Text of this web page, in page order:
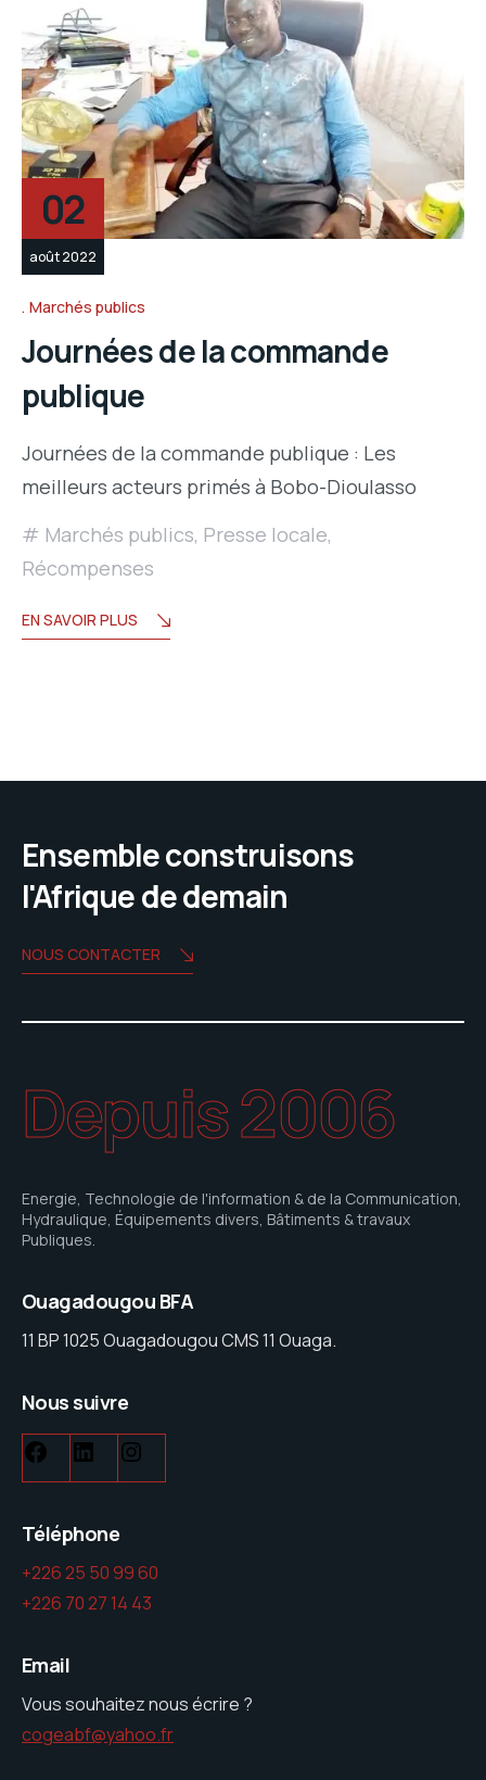
02
août 2022
Marchés publics
Journées de la commande
publique
Journées de la commande publique : Les
meilleurs acteurs primés à Bobo-Dioulasso
Marchés publics, Presse locale,
Récompenses
EN SAVOIR PLUS
Ensemble construisons
l'Afrique de demain
NOUS CONTACTER
Depuis 2006
Energie, Technologie de l'information & de la Communication,
Hydraulique, Équipements divers, Bâtiments & travaux
Publiques.
Ouagadougou BFA
11 BP 1025 Ouagadougou CMS 11 Ouaga.
Nous suivre
Facebook
LinkedIn
Téléphone
+226 25 50 99 60
+226 70 27 14 43
Email
Vous souhaitez nous écrire ?
cogeabf@yahoo.fr